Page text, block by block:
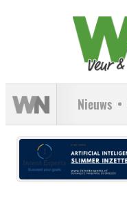
Nieuws